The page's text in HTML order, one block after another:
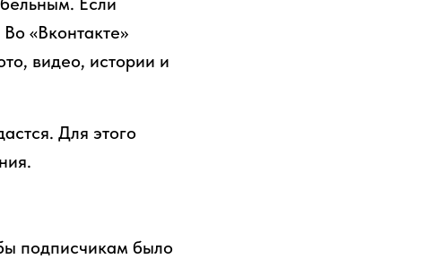
«Вконтакте»
видео, истории и
Для этого
подписчикам было